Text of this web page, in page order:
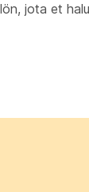
jota et